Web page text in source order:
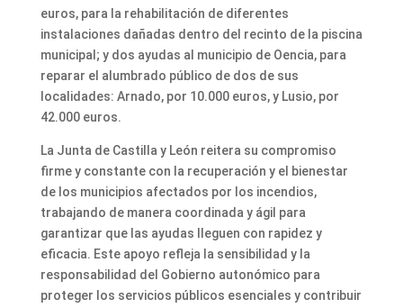
euros, para la rehabilitación de diferentes
instalaciones dañadas dentro del recinto de la piscina
municipal; y dos ayudas al municipio de Oencia, para
reparar el alumbrado público de dos de sus
localidades: Arnado, por 10.000 euros, y Lusio, por
42.000 euros.
La Junta de Castilla y León reitera su compromiso
firme y constante con la recuperación y el bienestar
de los municipios afectados por los incendios,
trabajando de manera coordinada y ágil para
garantizar que las ayudas lleguen con rapidez y
eficacia. Este apoyo refleja la sensibilidad y la
responsabilidad del Gobierno autonómico para
proteger los servicios públicos esenciales y contribuir